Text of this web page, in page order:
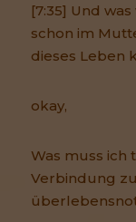
[7:35] Und
schon im
dieses Leben
okay,
Was muss ich
Verbindung